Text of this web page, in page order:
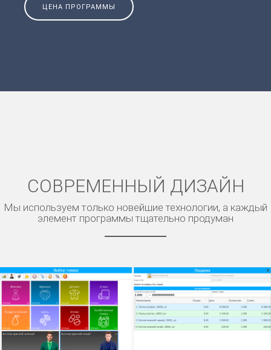
ЦЕНА ПРОГРАММЫ
СОВРЕМЕННЫЙ ДИЗАЙН
Мы используем только новейшие технологии, а каждый
элемент программы тщательно продуман